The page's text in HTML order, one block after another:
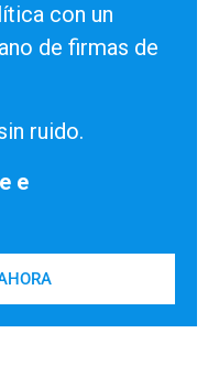
con un
de firmas de
ruido.
e